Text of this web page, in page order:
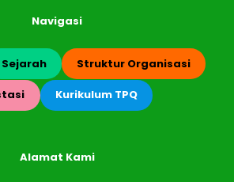
Navigasi
Sejarah Struktur Organisasi
Kurikulum TPQ
Alamat Kami